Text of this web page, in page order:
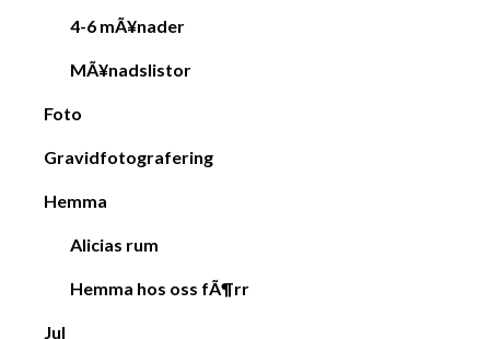
4-6 mÃ¥nader
MÃ¥nadslistor
Foto
Gravidfotografering
Hemma
Alicias rum
Hemma hos oss fÃ¶rr
Jul